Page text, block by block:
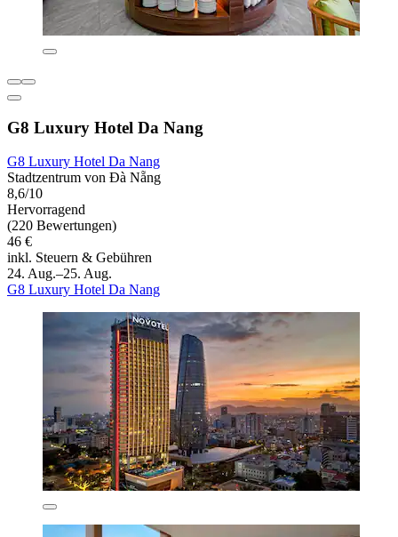
G8 Luxury Hotel Da Nang
G8 Luxury Hotel Da Nang
Stadtzentrum von Đà Nẵng
8,6/10
Hervorragend
(220 Bewertungen)
46 €
inkl. Steuern & Gebühren
24. Aug.–25. Aug.
G8 Luxury Hotel Da Nang